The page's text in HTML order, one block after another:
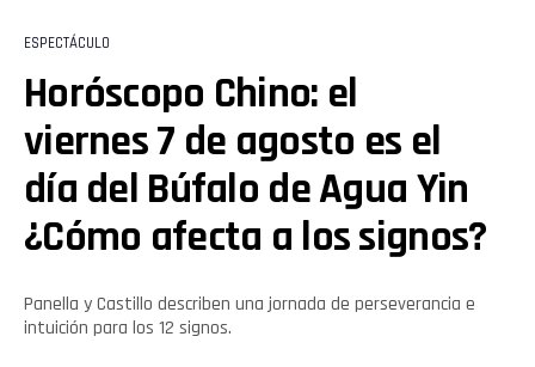
ESPECTÁCULO
Horóscopo Chino: el
viernes 7 de agosto es el
día del Búfalo de Agua Yin
¿Cómo afecta a los signos?
Panella y Castillo describen una jornada de perseverancia e
intuición para los 12 signos.